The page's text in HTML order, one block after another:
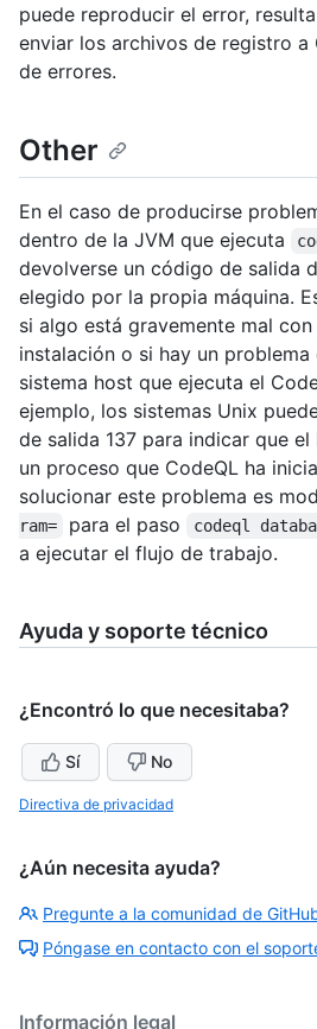
puede reproducir el error,
enviar los archivos de registro a
de errores.
Other
En el caso de producirse
dentro de la JVM que ejecuta
devolverse un código de salida
elegido por la propia máquina.
si algo está gravemente mal
instalación o si hay un
sistema host que ejecuta el
ejemplo, los sistemas Unix
de salida 137 para indicar que
un proceso que CodeQL ha
solucionar este problema es
ram=
para el paso codeql
a ejecutar el flujo de trabajo.
Ayuda y soporte técnico
¿Encontró lo que necesitaba?
Sí No
Directiva de privacidad
¿Aún necesita ayuda?
Pregunte a la comunidad de
Póngase en contacto con el
Información legal